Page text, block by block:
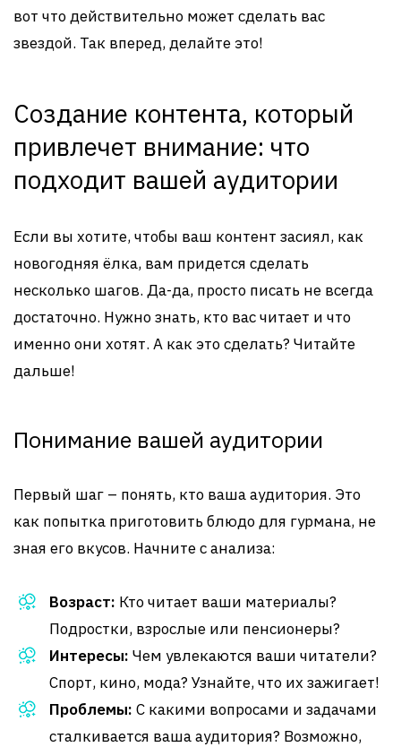
вот что действительно может сделать вас
звездой. Так вперед, делайте это!
Создание контента, который
привлечет внимание: что
подходит вашей аудитории
Если вы хотите, чтобы ваш контент засиял, как
новогодняя ёлка, вам придется сделать
несколько шагов. Да-да, просто писать не всегда
достаточно. Нужно знать, кто вас читает и что
именно они хотят. А как это сделать? Читайте
дальше!
Понимание вашей аудитории
Первый шаг – понять, кто ваша аудитория. Это
как попытка приготовить блюдо для гурмана, не
зная его вкусов. Начните с анализа:
Возраст: Кто читает ваши материалы?
Подростки, взрослые или пенсионеры?
Интересы: Чем увлекаются ваши читатели?
Спорт, кино, мода? Узнайте, что их зажигает!
Проблемы: С какими вопросами и задачами
сталкивается ваша аудитория? Возможно,